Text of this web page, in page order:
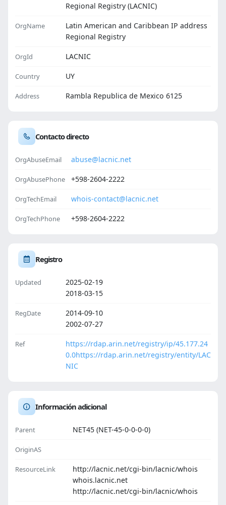
Regional Registry (LACNIC)
OrgName
Latin American and Caribbean IP address
Regional Registry
OrgId LACNIC
Country UY
Address Rambla Republica de Mexico 6125
Contacto directo
OrgAbuseEmail abuse@lacnic.net
OrgAbusePhone +598-2604-2222
OrgTechEmail whois-contact@lacnic.net
OrgTechPhone +598-2604-2222
Registro
Updated
2025-02-19
2018-03-15
RegDate
2014-09-10
2002-07-27
Ref
https://rdap.arin.net/registry/ip/45.177.24
0.0https://rdap.arin.net/registry/entity/LAC
NIC
Información adicional
Parent NET45 (NET-45-0-0-0-0)
OriginAS
ResourceLink
http://lacnic.net/cgi-bin/lacnic/whois
whois.lacnic.net
http://lacnic.net/cgi-bin/lacnic/whois